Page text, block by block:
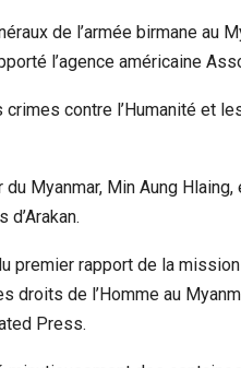
de l’armée birmane au
l’agence américaine
contre l’Humanité et
Myanmar, Min Aung
premier rapport de la
droits de l’Homme au
Press.
Miroir